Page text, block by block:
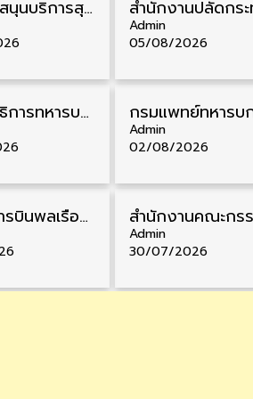
กรมสนับสนุนบริการสุขภาพ รับสมัครคัดเลือกพนักงานราชการ วุฒิ ปวส./ป.ตรี 13 อัตรา รับสมัคร 11 – 20 สิงหาคม
Admin
05/08/2026
กรมพลาธิการทหารบก รับสมัครพนักงานราชการ วุฒิ ม.3/ม.6/ปวช. 66 อัตรา รับสมัคร 10 – 17 สิงหาคม
Admin
02/08/2026
สถาบันการบินพลเรือน รับสมัครคัดเลือกเป็นพนักงาน วุฒิ ป.ตรี/ป.โท/ป.เอก 11 อัตรา รับสมัคร 27 กรกฎาคม – 10 สิงหาคม
Admin
30/07/2026